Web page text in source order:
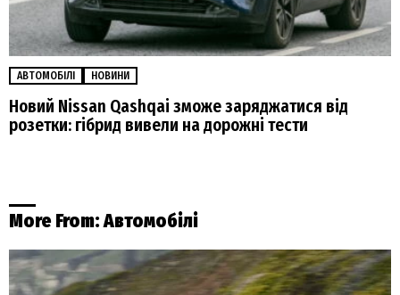
АВТОМОБІЛІ НОВИНИ
Новий Nissan Qashqai зможе заряджатися від
розетки: гібрид вивели на дорожні тести
More From:Автомобілі